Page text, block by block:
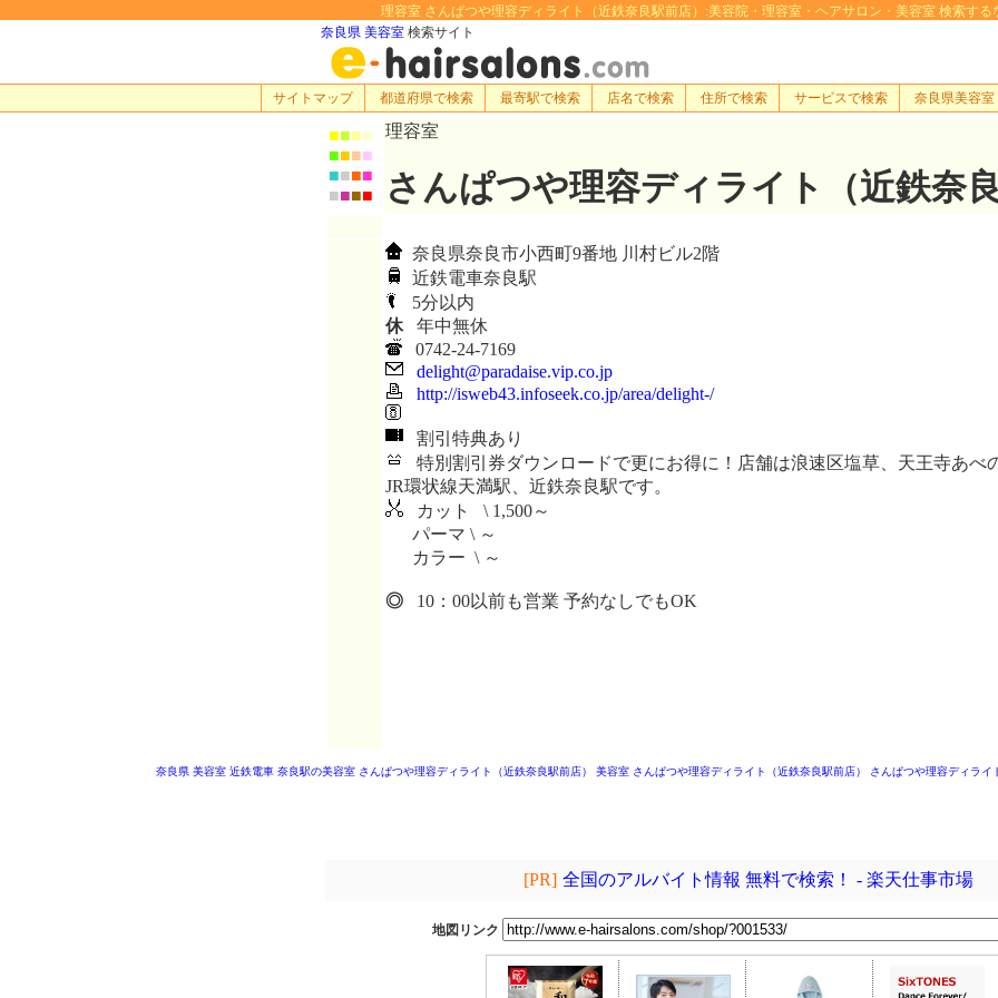
理容室 さんぱつや理容ディライト（近鉄奈良駅前店）:美容院・理容室・ヘアサロン・美容室 検索する
奈良県 美容室 検索サイト
サイトマップ 都道府県で検索 最寄駅で検索 店名で検索 住所で検索 サービスで検索 奈良県美容室
■■■■
■■■■
■■■■
■■■■
理容室
さんぱつや理容ディライト（近鉄奈良
奈良県奈良市小西町9番地 川村ビル2階
近鉄電車奈良駅
5分以内
休年中無休
0742-24-7169
delight@paradaise.vip.co.jp
http://isweb43.infoseek.co.jp/area/delight-/
割引特典あり
特別割引券ダウンロードで更にお得に！店舗は浪速区塩草、天王寺あべ
JR環状線天満駅、近鉄奈良駅です。
カット \ 1,500～
パーマ \ ～
カラー \ ～
◎ 10：00以前も営業 予約なしでもOK
奈良県 美容室 近鉄電車 奈良駅の美容室 さんぱつや理容ディライト（近鉄奈良駅前店） 美容室 さんぱつや理容ディライト（近鉄奈良駅前店） さんぱつや理容ディライ
[PR] 全国のアルバイト情報 無料で検索！ - 楽天仕事市場
地図リンク